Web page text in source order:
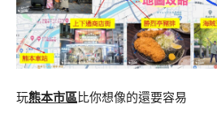
玩熊本市區 比你想像的還要容易